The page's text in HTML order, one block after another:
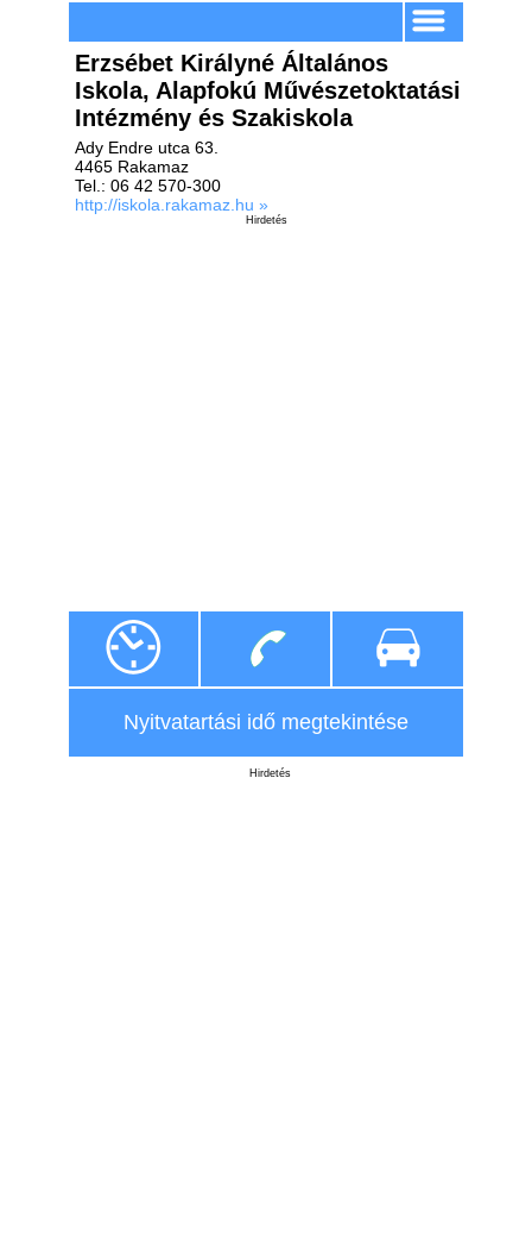
Erzsébet Királyné Általános
Iskola, Alapfokú Művészetoktatási
Intézmény és Szakiskola
Ady Endre utca 63.
4465 Rakamaz
Tel.: 06 42 570-300
http://iskola.rakamaz.hu »
Hirdetés
Nyitvatartási idő megtekintése
Hirdetés